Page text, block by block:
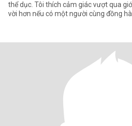
thể dục. Tôi thích cảm giác vượt qua
vời hơn nếu có một người cùng đồng